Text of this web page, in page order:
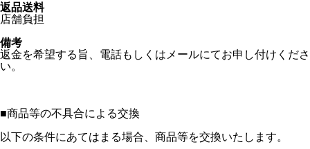
返品送料
店舗負担
備考
返金を希望する旨、電話もしくはメールにてお申し付けくださ
い。
■商品等の不具合による交換
以下の条件にあてはまる場合、商品等を交換いたします。